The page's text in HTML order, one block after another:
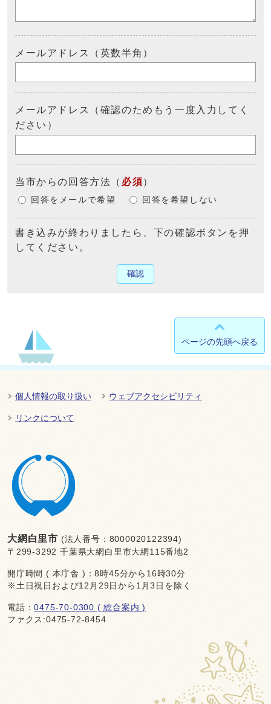
メールアドレス（英数半角）
メールアドレス（確認のためもう一度入力してく
ださい）
当市からの回答方法 （ 必須）
回答をメールで希望 回答を希望しない
書き込みが終わりましたら、下の確認ボタンを押
してください。
確認
ページの先頭へ戻る
個人情報の取り扱い ウェブアクセシビリティ
リンクについて
大網白里市 (法人番号：8000020122394)
〒299-3292 千葉県大網白里市大網115番地2
開庁時間 ( 本庁舎 )：8時45分から16時30分
※土日祝日および12月29日から1月3日を除く
電話：0475-70-0300 ( 総合案内 )
ファクス:0475-72-8454